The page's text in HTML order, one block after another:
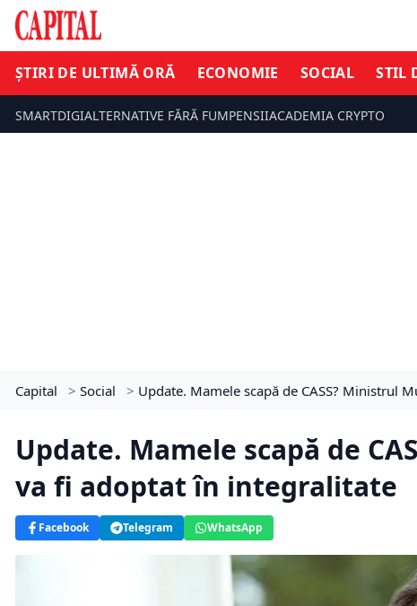
ȘTIRI DE ULTIMĂ ORĂ ECONOMIE SOCIAL STIL
SMARTDIGIALTERNATIVE FĂRĂ FUMPENSIIACADEMIA CRYPTO
Capital > Social > Update. Mamele scapă de CASS? Ministrul
Update. Mamele scapă de
va fi adoptat în integralitate
Facebook Telegram WhatsApp